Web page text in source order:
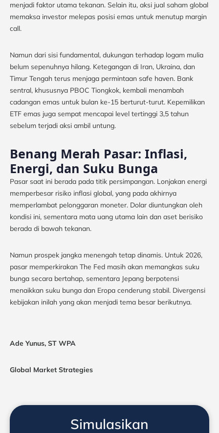
menjadi faktor utama tekanan. Selain itu, aksi jual saham global
memaksa investor melepas posisi emas untuk menutup margin
call.
Namun dari sisi fundamental, dukungan terhadap logam mulia
belum sepenuhnya hilang. Ketegangan di Iran, Ukraina, dan
Timur Tengah terus menjaga permintaan safe haven. Bank
sentral, khususnya PBOC Tiongkok, kembali menambah
cadangan emas untuk bulan ke-15 berturut-turut. Kepemilikan
ETF emas juga sempat mencapai level tertinggi 3,5 tahun
sebelum terjadi aksi ambil untung.
Benang Merah Pasar: Inflasi,
Energi, dan Suku Bunga
Pasar saat ini berada pada titik persimpangan. Lonjakan energi
memperbesar risiko inflasi global, yang pada akhirnya
memperlambat pelonggaran moneter. Dolar diuntungkan oleh
kondisi ini, sementara mata uang utama lain dan aset berisiko
berada di bawah tekanan.
Namun prospek jangka menengah tetap dinamis. Untuk 2026,
pasar memperkirakan The Fed masih akan memangkas suku
bunga secara bertahap, sementara Jepang berpotensi
menaikkan suku bunga dan Eropa cenderung stabil. Divergensi
kebijakan inilah yang akan menjadi tema besar berikutnya.
Ade Yunus, ST WPA
Global Market Strategies
Simulasikan